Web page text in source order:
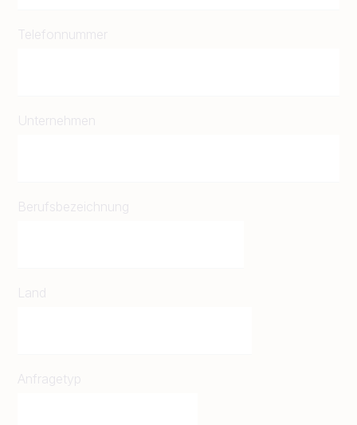
Telefonnummer
Unternehmen
Berufsbezeichnung
Land
Anfragetyp